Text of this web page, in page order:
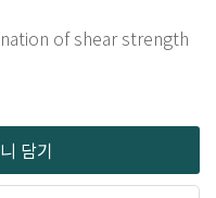
of shear strength
담기